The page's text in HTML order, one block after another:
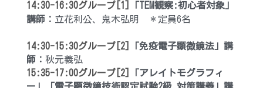
14:30-16:30グループ[1]
講師： 立花利公、鬼木弘明　＊定員6名
14:30-15:30グループ[2] 「免疫電子顕微鏡法 」講
師：秋元義弘
15:35-17:00グループ[2]
アレイトモグラフィ